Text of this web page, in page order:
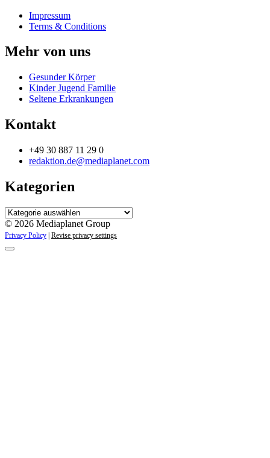
Impressum
Terms & Conditions
Mehr von uns
Gesunder Körper
Kinder Jugend Familie
Seltene Erkrankungen
Kontakt
+49 30 887 11 29 0
redaktion.de@mediaplanet.com
Kategorien
Kategorien
© 2026 Mediaplanet Group
Privacy Policy Revise privacy settings